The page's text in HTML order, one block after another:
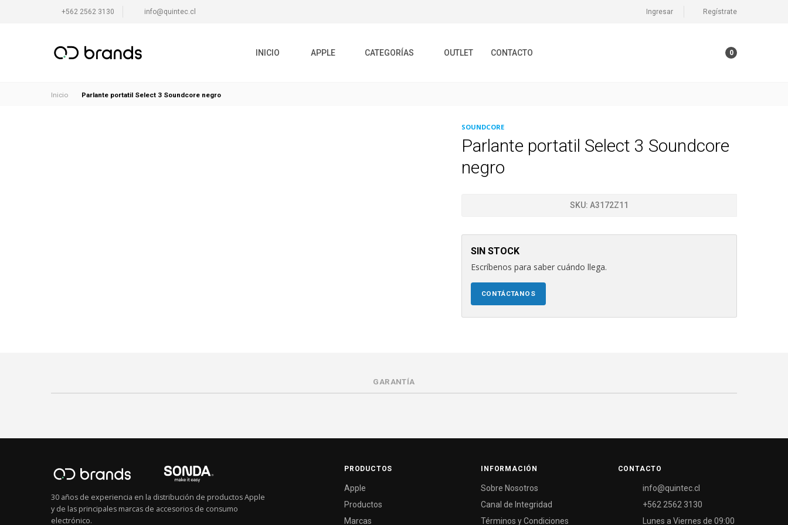
+562 2562 3130 info@quintec.cl Ingresar Regístrate
INICIO APPLE CATEGORÍAS OUTLET CONTACTO 0
Inicio Parlante portatil Select 3 Soundcore negro
SOUNDCORE
Parlante portatil Select 3 Soundcore
negro
SKU: A3172Z11
SIN STOCK
Escríbenos para saber cuándo llega.
CONTÁCTANOS
GARANTÍA
30 años de experiencia en la distribución de productos Apple
y de las principales marcas de accesorios de consumo
electrónico.
PRODUCTOS
Apple
Productos
Marcas
INFORMACIÓN
Sobre Nosotros
Canal de Integridad
Términos y Condiciones
CONTACTO
info@quintec.cl
+562 2562 3130
Lunes a Viernes de 09:00